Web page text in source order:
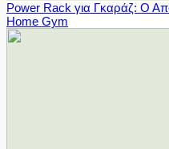
Power Rack για Γκαράζ: Ο
Home Gym